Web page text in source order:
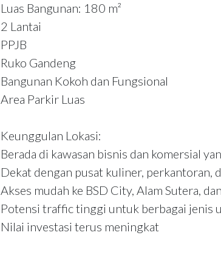
Luas Bangunan: 180 m²
2 Lantai
PPJB
Ruko Gandeng
Bangunan Kokoh dan Fungsional
Area Parkir Luas
Keunggulan Lokasi:
Berada di kawasan bisnis dan komersial
Dekat dengan pusat kuliner, perkantoran,
Akses mudah ke BSD City, Alam Sutera,
Potensi traffic tinggi untuk berbagai jenis
Nilai investasi terus meningkat